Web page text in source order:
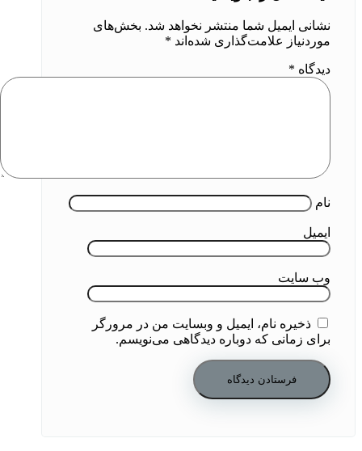
نشانی ایمیل شما منتشر نخواهد شد. بخش‌های
موردنیاز علامت‌گذاری شده‌اند *
دیدگاه *
نام
ایمیل
وب‌ سایت
ذخیره نام، ایمیل و وبسایت من در مرورگر
برای زمانی که دوباره دیدگاهی می‌نویسم.